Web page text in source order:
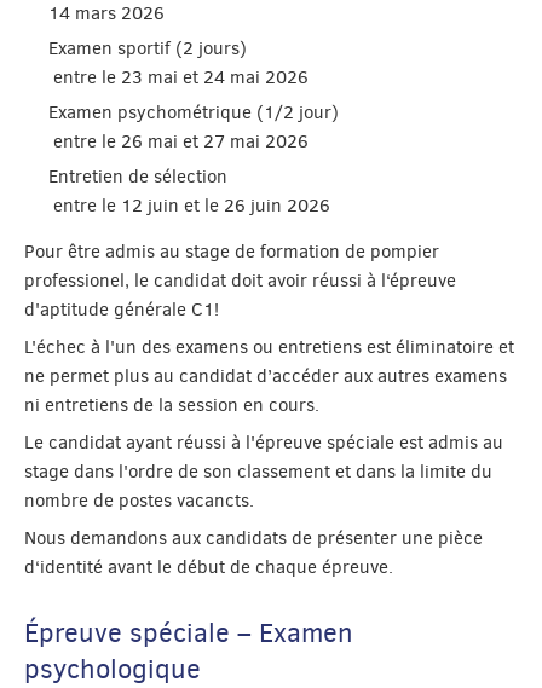
14 mars 2026
Examen sportif (2 jours)
entre le 23 mai et 24 mai 2026
Examen psychométrique (1/2 jour)
entre le 26 mai et 27 mai 2026
Entretien de sélection
entre le 12 juin et le 26 juin 2026
Pour être admis au stage de formation de pompier
professionel, le candidat doit avoir réussi à l‘épreuve
d'aptitude générale C1!
L'échec à l'un des examens ou entretiens est éliminatoire et
ne permet plus au candidat d’accéder aux autres examens
ni entretiens de la session en cours.
Le candidat ayant réussi à l'épreuve spéciale est admis au
stage dans l'ordre de son classement et dans la limite du
nombre de postes vacancts.
Nous demandons aux candidats de présenter une pièce
d‘identité avant le début de chaque épreuve.
Épreuve spéciale – Examen
psychologique